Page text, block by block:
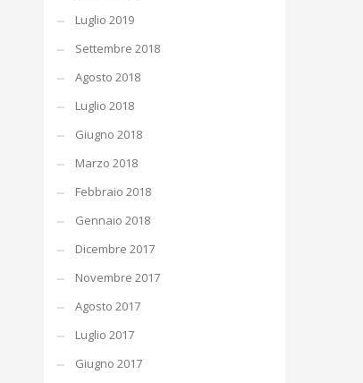
Luglio 2019
Settembre 2018
Agosto 2018
Luglio 2018
Giugno 2018
Marzo 2018
Febbraio 2018
Gennaio 2018
Dicembre 2017
Novembre 2017
Agosto 2017
Luglio 2017
Giugno 2017